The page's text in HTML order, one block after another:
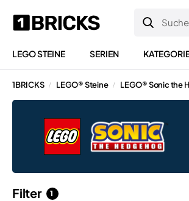
LEGO STEINE SERIEN
1BRICKS / LEGO® Steine / LEGO® Sonic the
Filter 1